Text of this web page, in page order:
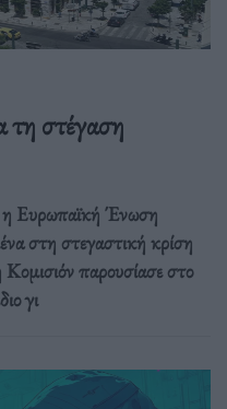
τη στέγαση
η Ευρωπαϊκή Ένωση
στη στεγαστική κρίση
Κομισιόν παρουσίασε στο
γι